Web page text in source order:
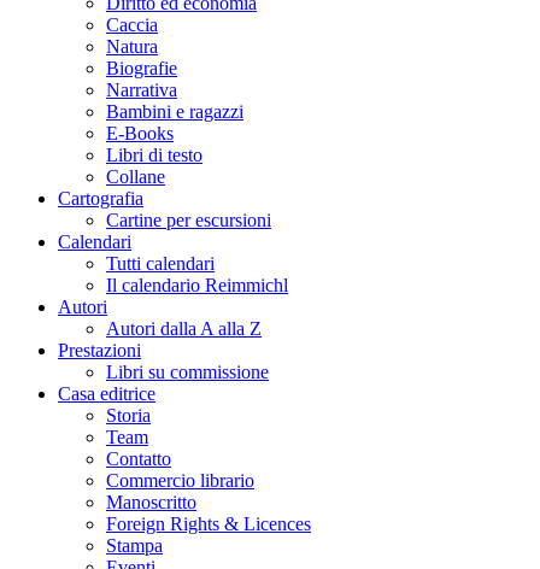
Caccia
Natura
Biografie
Narrativa
Bambini e ragazzi
E-Books
Libri di testo
Collane
Cartografia
Cartine per escursioni
Calendari
Tutti calendari
Il calendario Reimmichl
Autori
Autori dalla A alla Z
Prestazioni
Libri su commissione
Casa editrice
Storia
Team
Contatto
Commercio librario
Manoscritto
Foreign Rights & Licences
Stampa